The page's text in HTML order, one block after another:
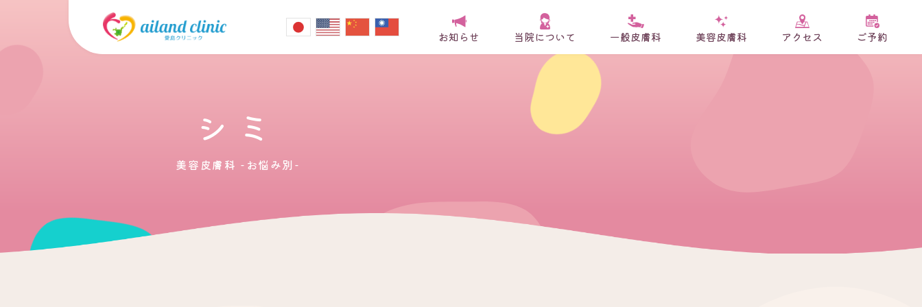
お知らせ 当院について 一般皮膚科 美容皮膚科 アクセス ご予約
シミ
美容皮膚科 -お悩み別-